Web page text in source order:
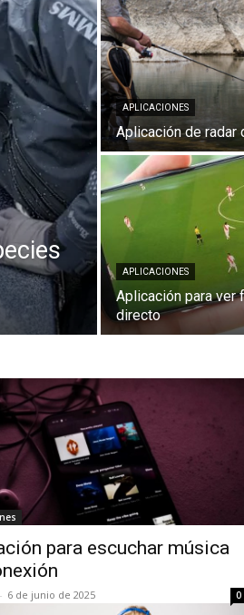
APLICACIONES
Aplicación de radar
APLICACIONES
Aplicación para ver
directo
para escuchar música
- 6 de junio de 2025 0